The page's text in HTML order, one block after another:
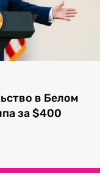
в Белом
за $400